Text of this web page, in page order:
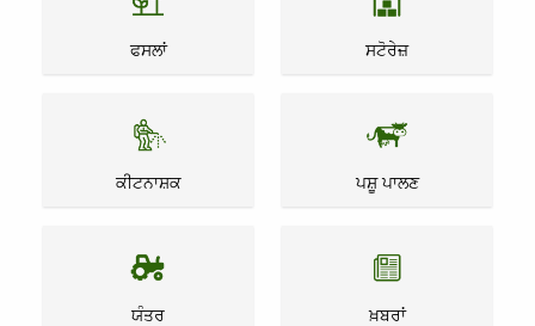
ਫਸਲਾਂ ਸਟੋਰੇਜ਼
ਕੀਟਨਾਸ਼ਕ ਪਸ਼ੂ ਪਾਲਣ
ਯੰਤਰ ਖ਼ਬਰਾਂ